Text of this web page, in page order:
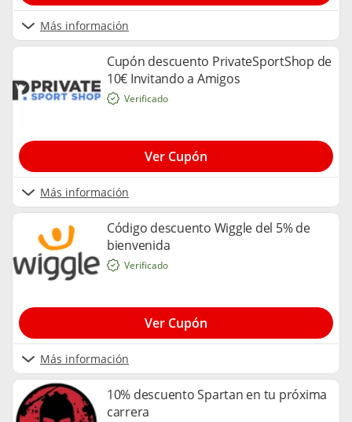
Más información
Cupón descuento PrivateSportShop de
10€ Invitando a Amigos
Más información
Verificado
Ver Cupón
Código descuento Wiggle del 5% de
bienvenida
Más información
Verificado
Ver Cupón
10% descuento Spartan en tu próxima
carrera